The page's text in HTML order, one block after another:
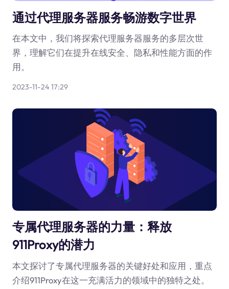
通过代理服务器服务畅游数字世界
在本文中，我们将探索代理服务器服务的多层次世
界，理解它们在提升在线安全、隐私和性能方面的作
用。
2023-11-24 17:29
专属代理服务器的力量：释放
911Proxy的潜力
本文探讨了专属代理服务器的关键好处和应用，重点
介绍911Proxy在这一充满活力的领域中的独特之处。